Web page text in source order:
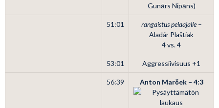
Gunārs Nipāns)
51:01 rangaistus pelaajalle–
Aladár Plaštiak
4 vs. 4
53:01 Aggressiivisuus +1
56:39 Anton Marček – 4:3